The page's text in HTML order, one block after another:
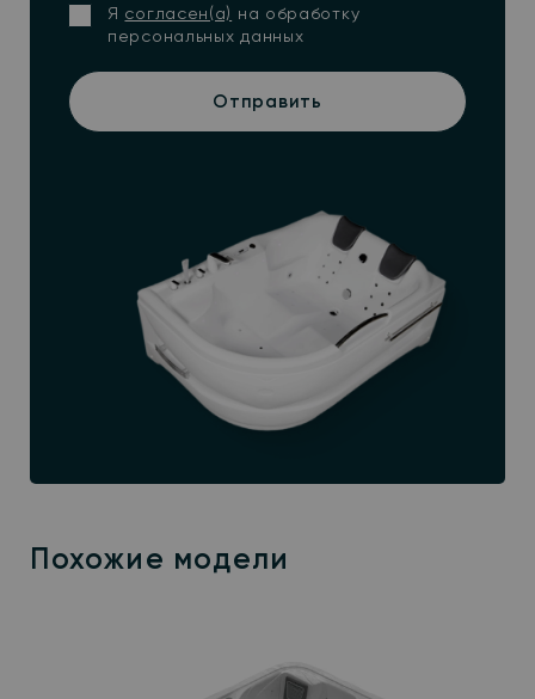
Я согласен(а) на обработку
персональных данных
Отправить
Похожие модели